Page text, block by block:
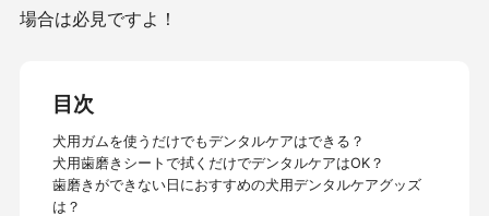
場合は必見ですよ！
目次
犬用ガムを使うだけでもデンタルケアはできる？
犬用歯磨きシートで拭くだけでデンタルケアはOK？
歯磨きができない日におすすめの犬用デンタルケアグッズ
は？